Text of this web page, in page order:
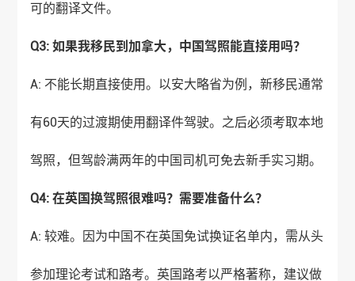
可的翻译文件。
Q3: 如果我移民到加拿大，中国驾照能直接用吗？
A: 不能长期直接使用。以安大略省为例，新移民通常
有60天的过渡期使用翻译件驾驶。之后必须考取本地
驾照，但驾龄满两年的中国司机可免去新手实习期。
Q4: 在英国换驾照很难吗？需要准备什么？
A: 较难。因为中国不在英国免试换证名单内，需从头
参加理论考试和路考。英国路考以严格著称，建议做